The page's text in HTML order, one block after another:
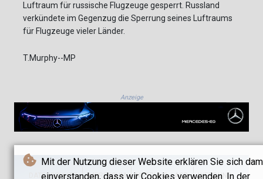
Mit der Nutzung dieser Website erklären Sie sich
einverstanden, dass wir Cookies verwenden. In der
Luftraum für russische Flugzeuge gesperrt. Russland
verkündete im Gegenzug die Sperrung seines Luftraums
für Flugzeuge vieler Länder.
T.Murphy--MP
Anzeige
DATENSCHUTZ IMPRESSUM NUTZUNG / AGB WERBUNG